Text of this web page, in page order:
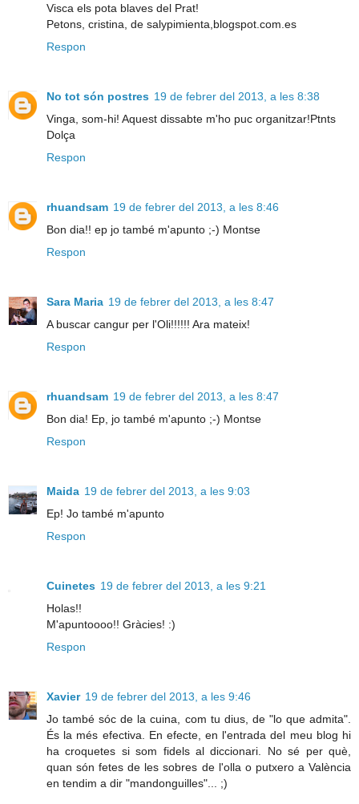
Visca els pota blaves del Prat!
Petons, cristina, de salypimienta,blogspot.com.es
Respon
No tot són postres 19 de febrer del 2013, a les 8:38
Vinga, som-hi! Aquest dissabte m'ho puc organitzar!Ptnts
Dolça
Respon
rhuandsam 19 de febrer del 2013, a les 8:46
Bon dia!! ep jo també m'apunto ;-) Montse
Respon
Sara Maria 19 de febrer del 2013, a les 8:47
A buscar cangur per l'Oli!!!!!! Ara mateix!
Respon
rhuandsam 19 de febrer del 2013, a les 8:47
Bon dia! Ep, jo també m'apunto ;-) Montse
Respon
Maida 19 de febrer del 2013, a les 9:03
Ep! Jo també m'apunto
Respon
Cuinetes 19 de febrer del 2013, a les 9:21
Holas!!
M'apuntoooo!! Gràcies! :)
Respon
Xavier 19 de febrer del 2013, a les 9:46
Jo també sóc de la cuina, com tu dius, de "lo que admita".
És la més efectiva. En efecte, en l'entrada del meu blog hi
ha croquetes si som fidels al diccionari. No sé per què,
quan són fetes de les sobres de l'olla o putxero a València
en tendim a dir "mandonguilles"... ;)